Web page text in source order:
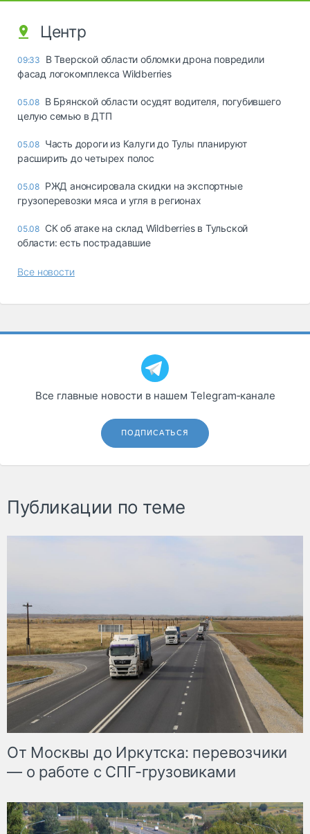
Центр
09:33
В Тверской области обломки дрона повредили
фасад логокомплекса Wildberries
05.08 В Брянской области осудят водителя, погубившего
целую семью в ДТП
05.08 Часть дороги из Калуги до Тулы планируют
расширить до четырех полос
05.08 РЖД анонсировала скидки на экспортные
грузоперевозки мяса и угля в регионах
05.08 СК об атаке на склад Wildberries в Тульской
области: есть пострадавшие
Все новости
Все главные новости в нашем Telegram‑канале
ПОДПИСАТЬСЯ
Публикации по теме
От Москвы до Иркутска: перевозчики
— о работе с СПГ-грузовиками